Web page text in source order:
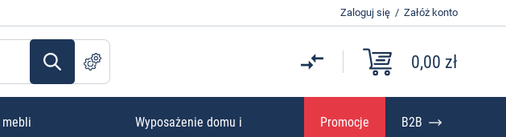
Zaloguj się / Załóż konto
0,00 zł
Wyposażenie domu i Promocje B2B